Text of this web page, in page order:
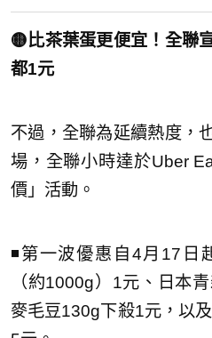
🟡比茶葉蛋更便宜！全聯
都1元
不過，全聯為延續熱度，
場，全聯小時達於Uber
價」活動。
◾第一波優惠自4月17日
（約1000g）1元、日本
麥毛豆130g下殺1元，以